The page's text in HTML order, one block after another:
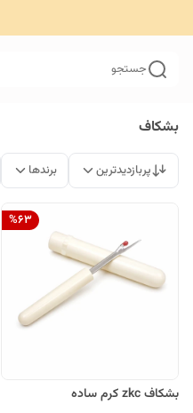
جستجو
بشکاف
پربازدیدترین برندها
%63
بشکاف zkc کرم ساده